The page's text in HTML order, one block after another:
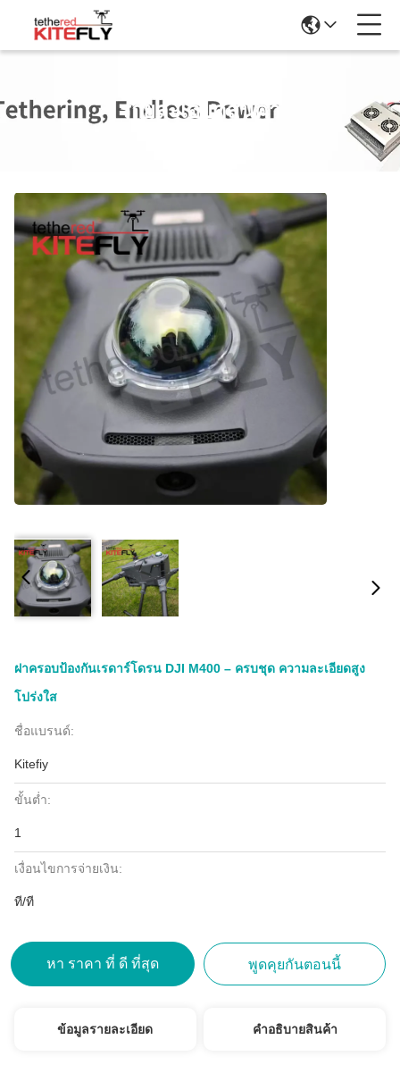
รายละเอียดสินค้า
ฝาครอบป้องกันเรดาร์โดรน DJI M400 – ครบชุด ความละเอียดสูง
โปร่งใส
ชื่อแบรนด์:
Kitefiy
ขั้นต่ำ:
1
เงื่อนไขการจ่ายเงิน:
ที/ที
หา ราคา ที่ ดี ที่สุด พูดคุยกันตอนนี้
ข้อมูลรายละเอียด คําอธิบายสินค้า